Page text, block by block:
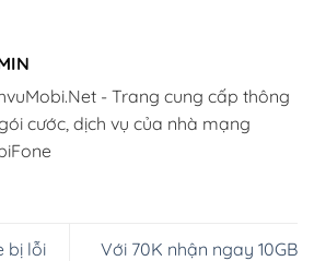
- Trang cung cấp thông
cước, dịch vụ của nhà mạng
bị lỗi
Với 70K nhận ngay 10GB